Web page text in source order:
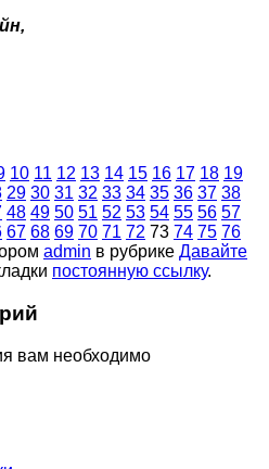
,
10 11 12 13 14 15 16 17 18 19
29 30 31 32 33 34 35 36 37 38
48 49 50 51 52 53 54 55 56 57
67 68 69 70 71 72 73 74 75 76
admin в рубрике Давайте
постоянную ссылку.
вам необходимо